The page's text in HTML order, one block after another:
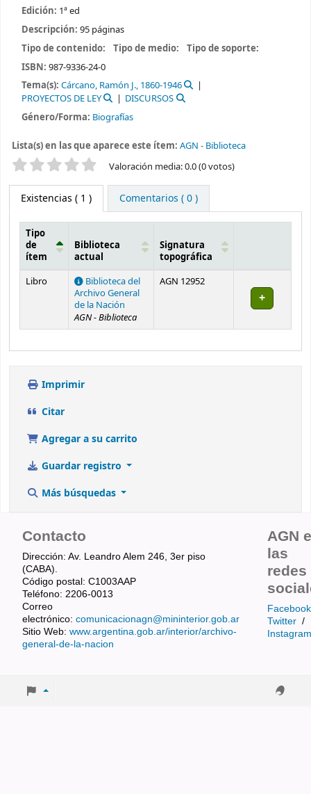
Edición: 1ª ed
Descripción: 95 páginas
Tipo de contenido:
Tipo de medio:
Tipo de soporte:
ISBN: 987-9336-24-0
Tema(s): Cárcano, Ramón J., 1860-1946
PROYECTOS DE LEY
DISCURSOS
Género/Forma: Biografías
Lista(s) en las que aparece este ítem: AGN - Biblioteca
Valoración Valoración media: 0.0 (0 votos)
Existencias ( 1 ) Comentarios ( 0 )
Existencias
Tipo
de
ítem
Biblioteca
actual
Signatura
topográfica
Libro
Biblioteca del
Archivo General
de la Nación
AGN - Biblioteca
AGN 12952
Imprimir
Citar
Agregar a su carrito
Guardar registro
Más búsquedas
Contacto
Dirección: Av. Leandro Alem 246, 3er piso
(CABA).
Código postal: C1003AAP
Teléfono: 2206-0013
Correo
electrónico: comunicacionagn@mininterior.gob.ar
Sitio Web: www.argentina.gob.ar/interior/archivo-
general-de-la-nacion
AGN
las
redes
Facebook
Twitter /
Instagram